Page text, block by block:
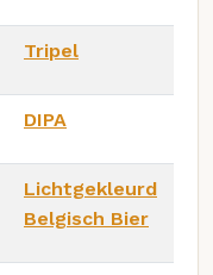
Tripel
DIPA
Lichtgekleurd
Belgisch Bier